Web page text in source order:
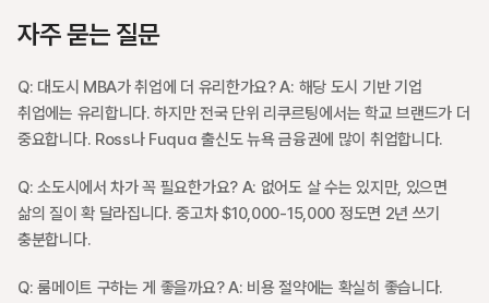
자주 묻는 질문
Q: 대도시 MBA가 취업에 더 유리한가요? A: 해당 도시 기반 기업
취업에는 유리합니다. 하지만 전국 단위 리쿠르팅에서는 학교 브랜드가 더
중요합니다. Ross나 Fuqua 출신도 뉴욕 금융권에 많이 취업합니다.
Q: 소도시에서 차가 꼭 필요한가요? A: 없어도 살 수는 있지만, 있으면
삶의 질이 확 달라집니다. 중고차 $10,000-15,000 정도면 2년 쓰기
충분합니다.
Q: 룸메이트 구하는 게 좋을까요? A: 비용 절약에는 확실히 좋습니다.